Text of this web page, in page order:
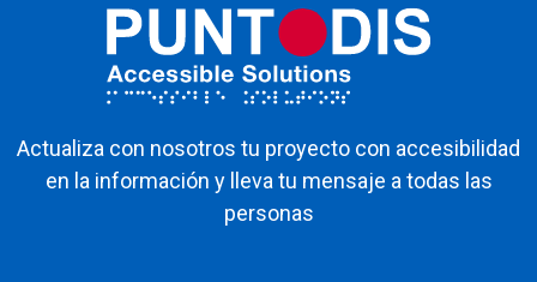
Actualiza con nosotros tu proyecto con accesibilidad
en la información y lleva tu mensaje a todas las
personas